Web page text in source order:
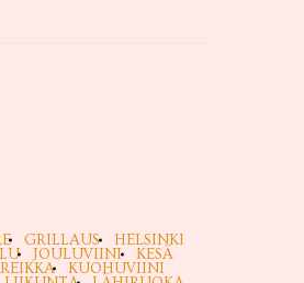
GRILLAUS
HELSINKI
JOULUVIINI
KESÄ
KUOHUVIINI